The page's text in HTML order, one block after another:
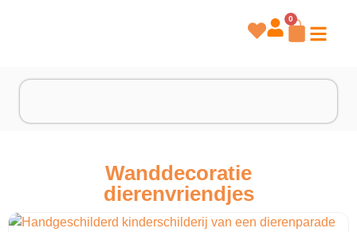
0
Wanddecoratie
dierenvriendjes